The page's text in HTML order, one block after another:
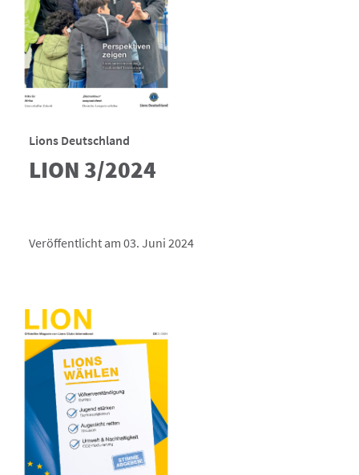
Lions Deutschland
LION 3/2024
Veröffentlicht am 03. Juni 2024